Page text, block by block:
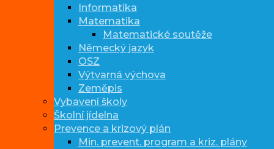
Informatika
Matematika
Matematické soutěže
Německý jazyk
OSZ
Výtvarná výchova
Zeměpis
Vybavení školy
Školní jídelna
Prevence a krizový plán
Min. prevent. program a kriz. plány